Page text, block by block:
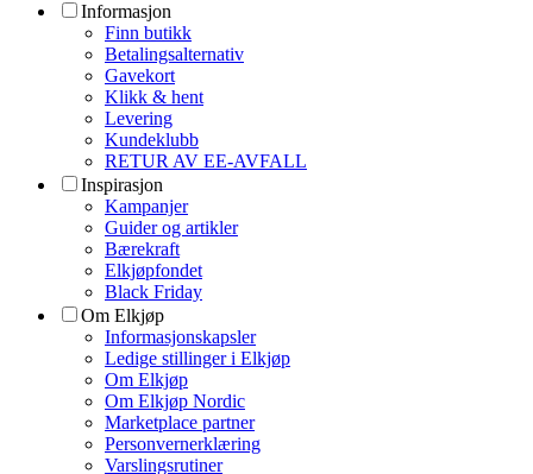
Informasjon
Finn butikk
Betalingsalternativ
Gavekort
Klikk & hent
Levering
Kundeklubb
RETUR AV EE-AVFALL
Inspirasjon
Kampanjer
Guider og artikler
Bærekraft
Elkjøpfondet
Black Friday
Om Elkjøp
Informasjonskapsler
Ledige stillinger i Elkjøp
Om Elkjøp
Om Elkjøp Nordic
Marketplace partner
Personvernerklæring
Varslingsrutiner